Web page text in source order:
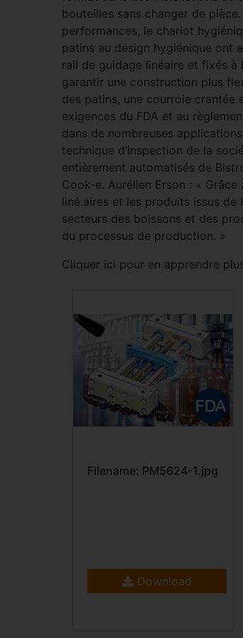
bouteilles sans changer de
performances, le chariot
patins au design hygiénique ont
rail de guidage linéaire et fixés à
garantir une construction plus
des patins, une courroie crantée
exigences du FDA et au
dans de nombreuses
technique d’inspection de la
entièrement automatisés de
Cook-e. Aurélien Erson : «
liné.aires et les produits issus de
secteurs des boissons et des
du processus de production. »
Cliquer ici pour en apprendre
Filename: PM5624-1.jpg
Download